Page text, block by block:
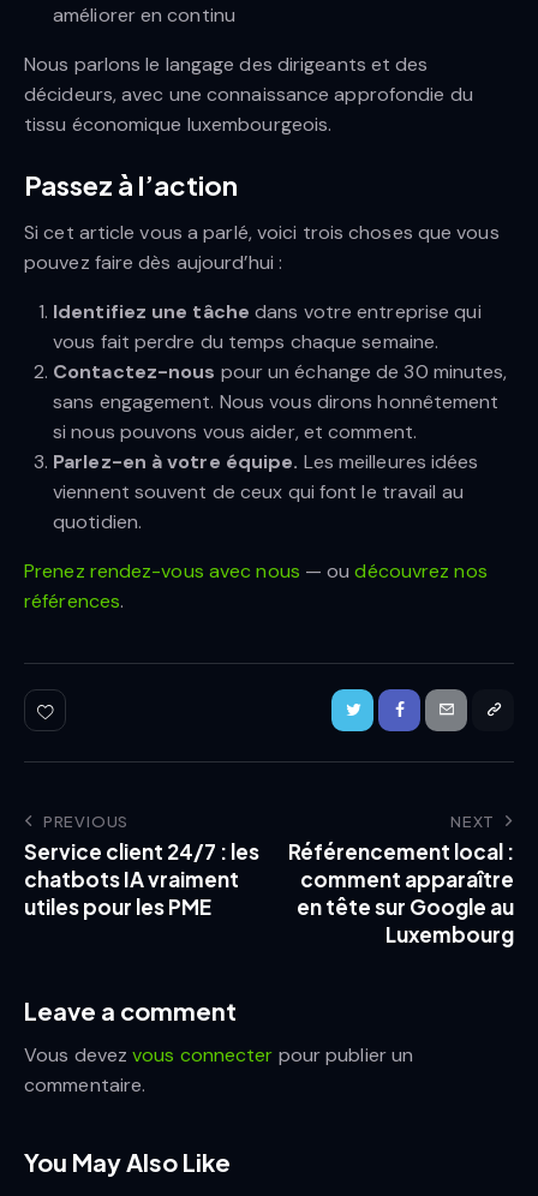
améliorer en continu
Nous parlons le langage des dirigeants et des
décideurs, avec une connaissance approfondie du
tissu économique luxembourgeois.
Passez à l’action
Si cet article vous a parlé, voici trois choses que vous
pouvez faire dès aujourd’hui :
Identifiez une tâche dans votre entreprise qui
vous fait perdre du temps chaque semaine.
Contactez-nous pour un échange de 30 minutes,
sans engagement. Nous vous dirons honnêtement
si nous pouvons vous aider, et comment.
Parlez-en à votre équipe. Les meilleures idées
viennent souvent de ceux qui font le travail au
quotidien.
Prenez rendez-vous avec nous — oudécouvrez nos
références.
PREVIOUS
Service client 24/7 : les
chatbots IA vraiment
utiles pour les PME
NEXT
Référencement local :
comment apparaître
en tête sur Google au
Luxembourg
Leave a comment
Vous devezvous connecter pour publier un
commentaire.
You May Also Like